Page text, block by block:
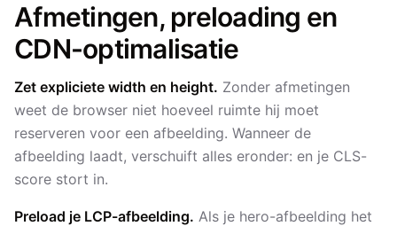
Afmetingen, preloading en
CDN-optimalisatie
Zet expliciete width en height. Zonder afmetingen
weet de browser niet hoeveel ruimte hij moet
reserveren voor een afbeelding. Wanneer de
afbeelding laadt, verschuift alles eronder: en je CLS-
score stort in.
Preload je LCP-afbeelding. Als je hero-afbeelding het